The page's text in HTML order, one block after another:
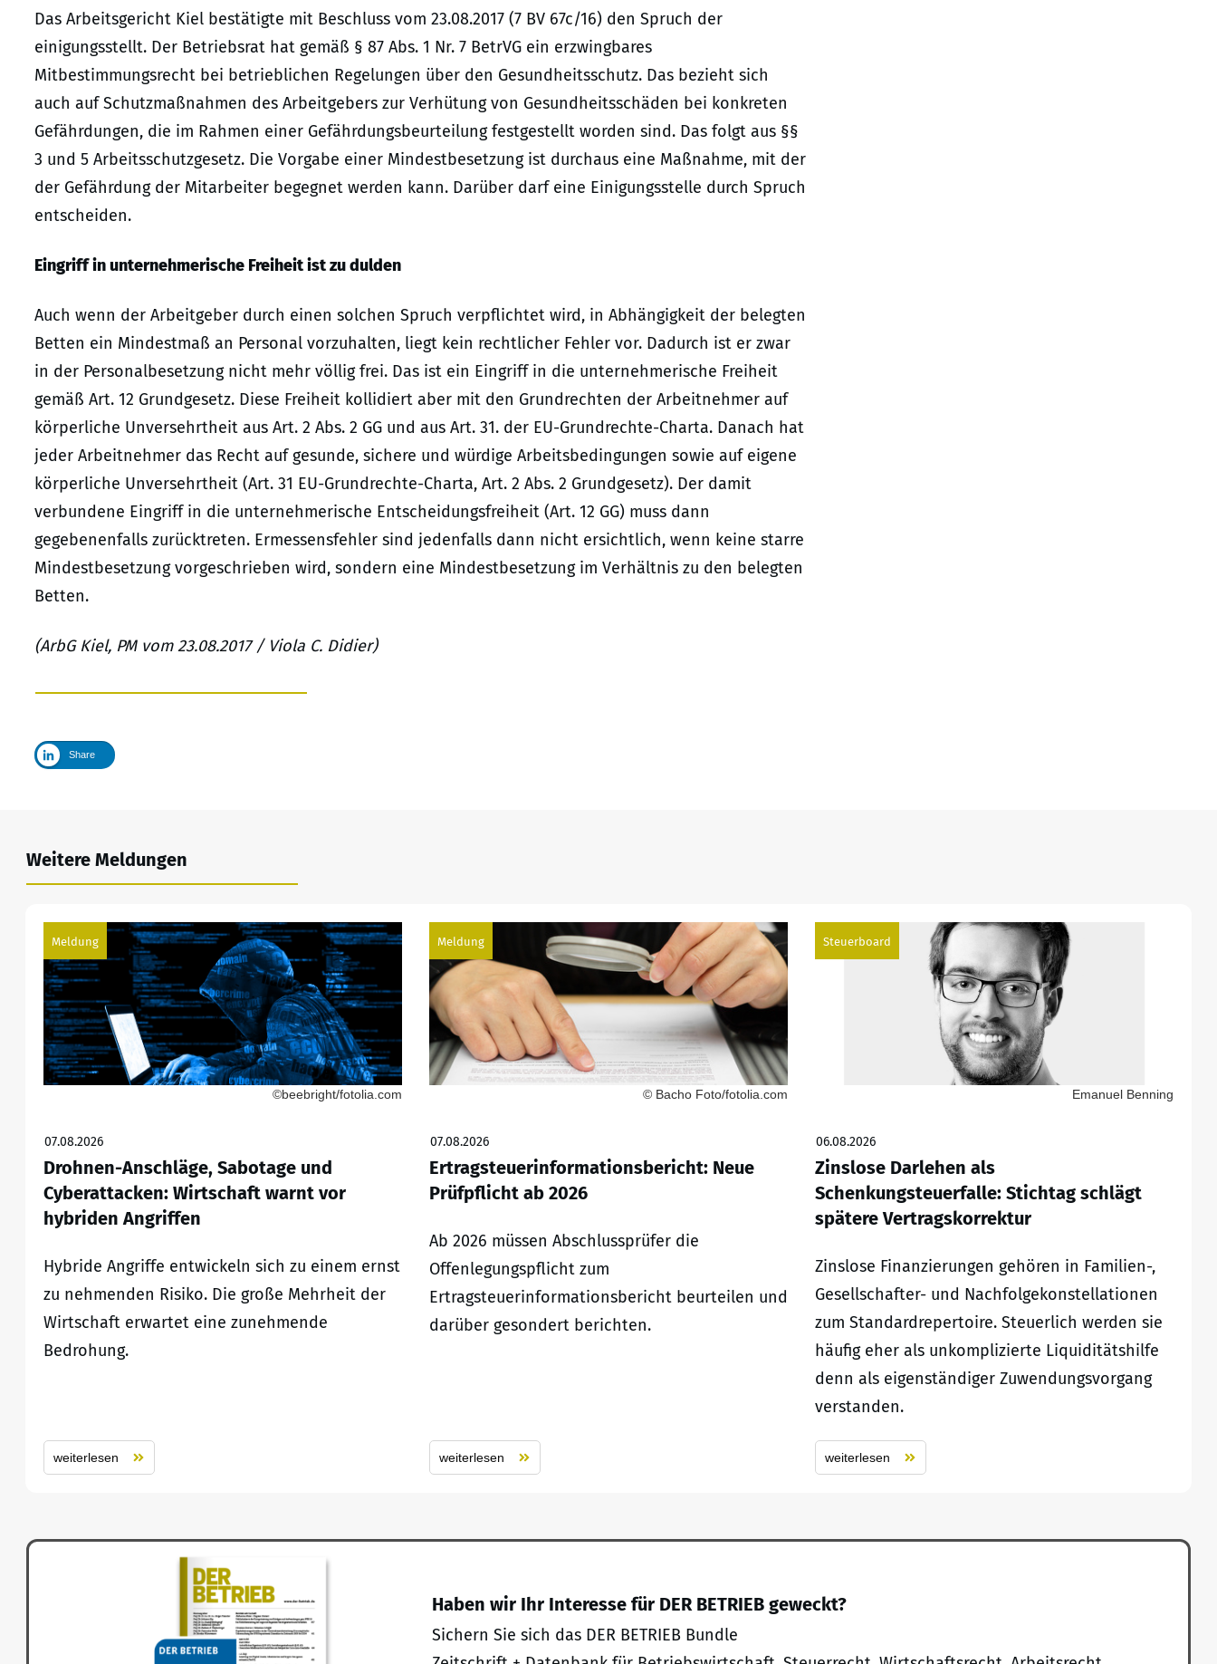
Das Arbeitsgericht Kiel bestätigte mit Beschluss vom 23.08.2017 (7 BV 67c/16) den Spruch der
einigungsstellt. Der Betriebsrat hat gemäß § 87 Abs. 1 Nr. 7 BetrVG ein erzwingbares
Mitbestimmungsrecht bei betrieblichen Regelungen über den Gesundheitsschutz. Das bezieht sich
auch auf Schutzmaßnahmen des Arbeitgebers zur Verhütung von Gesundheitsschäden bei konkreten
Gefährdungen, die im Rahmen einer Gefährdungsbeurteilung festgestellt worden sind. Das folgt aus §§
3 und 5 Arbeitsschutzgesetz. Die Vorgabe einer Mindestbesetzung ist durchaus eine Maßnahme, mit der
der Gefährdung der Mitarbeiter begegnet werden kann. Darüber darf eine Einigungsstelle durch Spruch
entscheiden.
Eingriff in unternehmerische Freiheit ist zu dulden
Auch wenn der Arbeitgeber durch einen solchen Spruch verpflichtet wird, in Abhängigkeit der belegten
Betten ein Mindestmaß an Personal vorzuhalten, liegt kein rechtlicher Fehler vor. Dadurch ist er zwar
in der Personalbesetzung nicht mehr völlig frei. Das ist ein Eingriff in die unternehmerische Freiheit
gemäß Art. 12 Grundgesetz. Diese Freiheit kollidiert aber mit den Grundrechten der Arbeitnehmer auf
körperliche Unversehrtheit aus Art. 2 Abs. 2 GG und aus Art. 31. der EU-Grundrechte-Charta. Danach hat
jeder Arbeitnehmer das Recht auf gesunde, sichere und würdige Arbeitsbedingungen sowie auf eigene
körperliche Unversehrtheit (Art. 31 EU-Grundrechte-Charta, Art. 2 Abs. 2 Grundgesetz). Der damit
verbundene Eingriff in die unternehmerische Entscheidungsfreiheit (Art. 12 GG) muss dann
gegebenenfalls zurücktreten. Ermessensfehler sind jedenfalls dann nicht ersichtlich, wenn keine starre
Mindestbesetzung vorgeschrieben wird, sondern eine Mindestbesetzung im Verhältnis zu den belegten
Betten.
(ArbG Kiel, PM vom 23.08.2017 / Viola C. Didier)
Share
Weitere Meldungen
Meldung
©beebright/fotolia.com
07.08.2026
Drohnen-Anschläge, Sabotage und
Cyberattacken: Wirtschaft warnt vor
hybriden Angriffen
Hybride Angriffe entwickeln sich zu einem ernst
zu nehmenden Risiko. Die große Mehrheit der
Wirtschaft erwartet eine zunehmende
Bedrohung.
weiterlesen
Meldung
© Bacho Foto/fotolia.com
07.08.2026
Ertragsteuerinformationsbericht: Neue
Prüfpflicht ab 2026
Ab 2026 müssen Abschlussprüfer die
Offenlegungspflicht zum
Ertragsteuerinformationsbericht beurteilen und
darüber gesondert berichten.
weiterlesen
Steuerboard
Emanuel Benning
06.08.2026
Zinslose Darlehen als
Schenkungsteuerfalle: Stichtag schlägt
spätere Vertragskorrektur
Zinslose Finanzierungen gehören in Familien-,
Gesellschafter- und Nachfolgekonstellationen
zum Standardrepertoire. Steuerlich werden sie
häufig eher als unkomplizierte Liquiditätshilfe
denn als eigenständiger Zuwendungsvorgang
verstanden.
weiterlesen
Haben wir Ihr Interesse für DER BETRIEB geweckt?
Sichern Sie sich das DER BETRIEB Bundle